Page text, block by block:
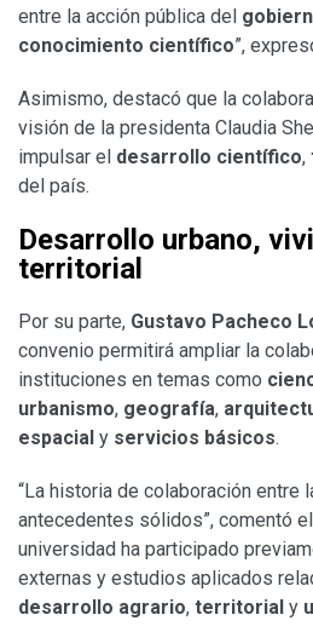
entre la acción pública del
conocimiento científico”,
Asimismo, destacó que la
visión de la presidenta Claudia
impulsar el desarrollo científico,
del país.
Desarrollo urbano,
territorial
Por su parte, Gustavo Pacheco
convenio permitirá ampliar la
instituciones en temas como
urbanismo, geografía,
espacial y servicios básicos.
“La historia de colaboración entre
antecedentes sólidos”, comentó
universidad ha participado
externas y estudios aplicados
desarrollo agrario, territorial y